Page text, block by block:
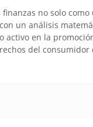
no solo
un análisis
activo en la
del